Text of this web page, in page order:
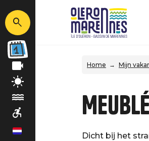
nl
Home Mijn
Dicht bij het